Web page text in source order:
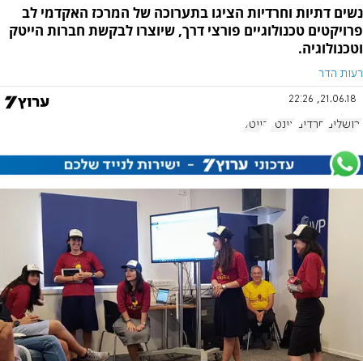
נשים דתיות וחרדיות הציגו בתערוכה של המרכז האקדמי לב
פרויקטים טכנולוגיים פורצי דרך, שיוצרו לבקשת חברות הייטק
וטכנולוגיה.
רעות הדר
21.06.18, 22:26
ירושלים חרדים אינטל הייטק